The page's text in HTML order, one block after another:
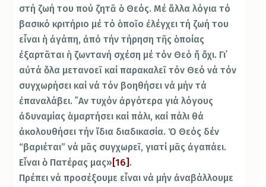
στή ζωή του πού ζητᾶ ὁ Θεός. Μέ ἄλλα λόγια τό
βασικό κριτήριο μέ τό ὁποῖο ἐλέγχει τή ζωή του
εἶναι ἡ ἀγάπη, ἀπό τήν τήρηση τῆς ὁποίας
ἐξαρτᾶται ἡ ζωντανή σχέση μέ τόν Θεό ἤ ὄχι. Γι᾽
αὐτά ὅλα μετανοεῖ καί παρακαλεῖ τόν Θεό νά τόν
συγχωρήσει καί νά τόν βοηθήσει νά μήν τά
ἐπαναλάβει. ῎Αν τυχόν ἀργότερα γιά λόγους
ἀδυναμίας ἁμαρτήσει καί πάλι, καί πάλι θά
ἀκολουθήσει τήν ἴδια διαδικασία. Ὁ Θεός δέν
“βαριέται” νά μᾶς συγχωρεῖ, γιατί μᾶς ἀγαπάει.
Εἶναι ὁ Πατέρας μας» [16] .
Πρέπει νά προσέξουμε εἶναι νά μήν ἀναβάλλουμε